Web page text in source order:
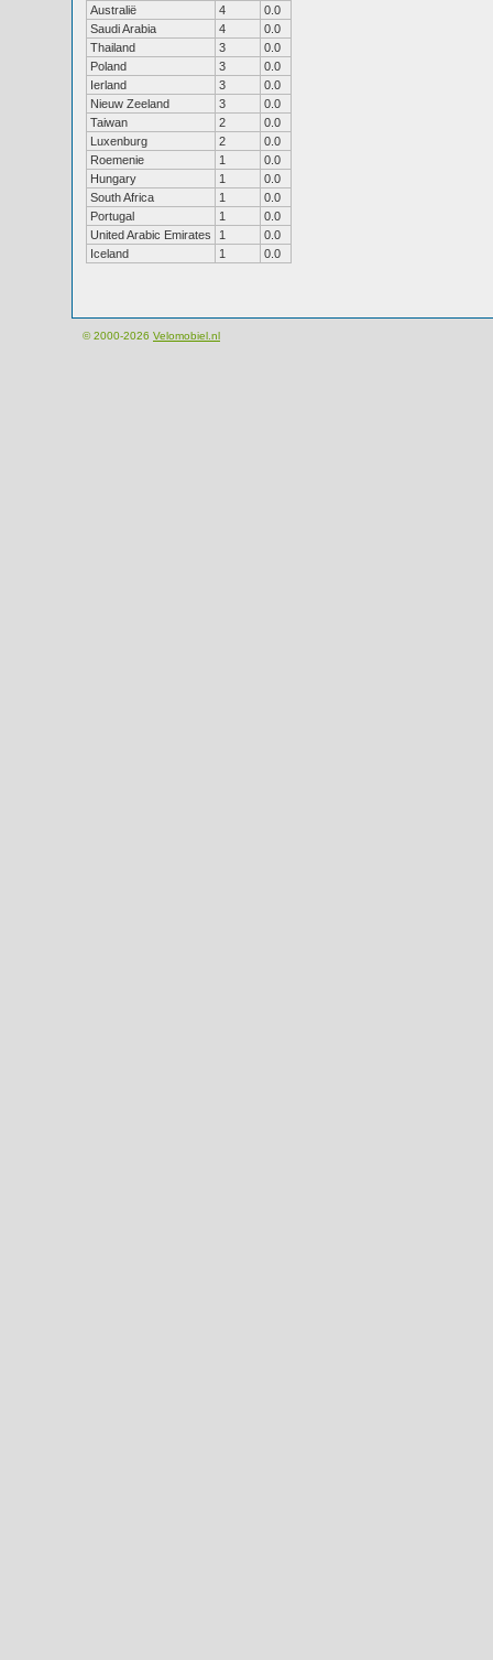
Australië
4
0.0
Saudi Arabia
4
0.0
Thailand
3
0.0
Poland
3
0.0
Ierland
3
0.0
Nieuw Zeeland
3
0.0
Taiwan
2
0.0
Luxenburg
2
0.0
Roemenie
1
0.0
Hungary
1
0.0
South Africa
1
0.0
Portugal
1
0.0
United Arabic Emirates
1
0.0
Iceland
1 0.0
© 2000-2026 Velomobiel.nl